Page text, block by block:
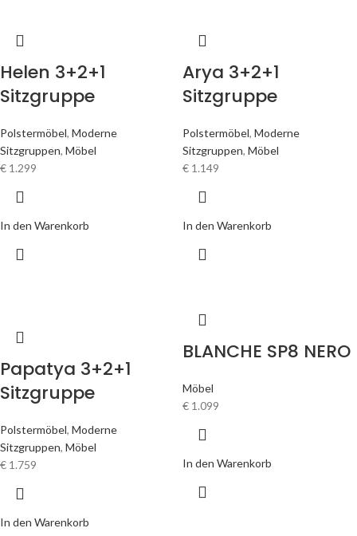
Helen 3+2+1
Sitzgruppe
Polstermöbel, Moderne
Sitzgruppen, Möbel
€ 1.299
In den Warenkorb
Arya 3+2+1
Sitzgruppe
Polstermöbel, Moderne
Sitzgruppen, Möbel
€ 1.149
In den Warenkorb
Papatya 3+2+1
Sitzgruppe
Polstermöbel, Moderne
Sitzgruppen, Möbel
€ 1.759
In den Warenkorb
BLANCHE SP8 NERO
Möbel
€ 1.099
In den Warenkorb